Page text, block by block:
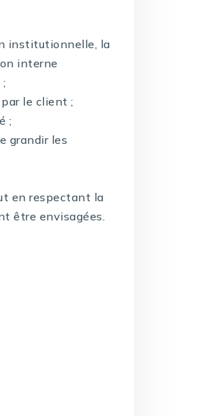
institutionnelle, la
interne
;
le client ;
;
grandir les
en respectant la
être envisagées.